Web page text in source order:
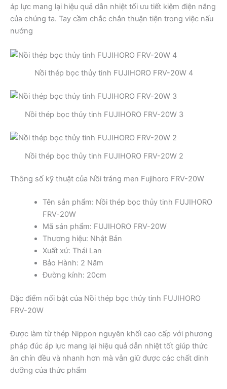
áp lực mang lại hiệu quả dẫn nhiệt tối ưu tiết kiệm điện năng
của chúng ta. Tay cầm chắc chắn thuận tiện trong việc nấu
nướng
Nồi thép bọc thủy tinh FUJIHORO FRV-20W 4
Nồi thép bọc thủy tinh FUJIHORO FRV-20W 3
Nồi thép bọc thủy tinh FUJIHORO FRV-20W 2
Thông số kỹ thuật của Nồi tráng men Fujihoro FRV-20W
Tên sản phẩm: Nồi thép bọc thủy tinh FUJIHORO
FRV-20W
Mã sản phẩm: FUJIHORO FRV-20W
Thương hiệu: Nhật Bản
Xuất xứ: Thái Lan
Bảo Hành: 2 Năm
Đường kính: 20cm
Đặc điểm nổi bật của Nồi thép bọc thủy tinh FUJIHORO
FRV-20W
Được làm từ thép Nippon nguyên khối cao cấp với phương
pháp đúc áp lực mang lại hiệu quả dẫn nhiệt tốt giúp thức
ăn chín đều và nhanh hơn mà vẫn giữ được các chất dinh
dưỡng của thức phẩm